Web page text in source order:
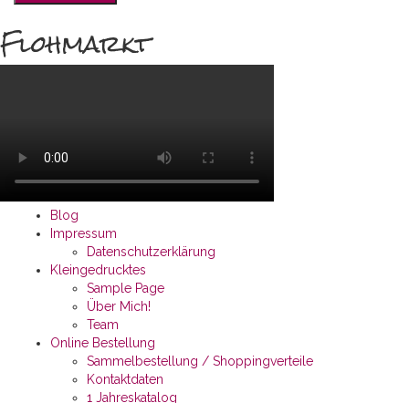
Flohmarkt
Blog
Impressum
Datenschutzerklärung
Kleingedrucktes
Sample Page
Über Mich!
Team
Online Bestellung
Sammelbestellung / Shoppingverteile
Kontaktdaten
1 Jahreskatalog